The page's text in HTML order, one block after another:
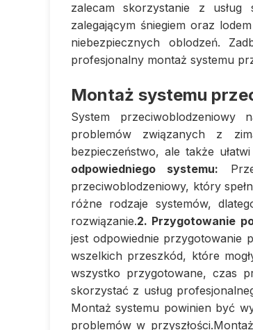
zalecam skorzystanie z usług
zalegającym śniegiem oraz
niebezpiecznych oblodzeń.
profesjonalny montaż systemu
Montaż systemu
System przeciwoblodzeniowy
problemów związanych z
bezpieczeństwo, ale także
odpowiedniego systemu:
przeciwoblodzeniowy, który
różne rodzaje systemów,
rozwiązanie.2. Przygotowanie
jest odpowiednie przygotowanie
wszelkich przeszkód, które
wszystko przygotowane, czas
skorzystać z usług
Montaż systemu powinien być
problemów w